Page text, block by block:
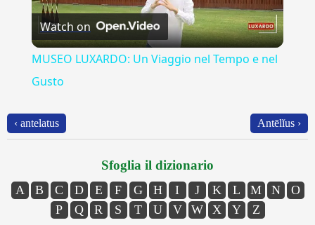
Video
Watch on
MUSEO LUXARDO: Un Viaggio nel Tempo e nel
Gusto
‹ antelatus Antēlĭus ›
Sfoglia il dizionario
A B C D E F G H I J K L M N
O
P
Q R S T U V W X Y Z